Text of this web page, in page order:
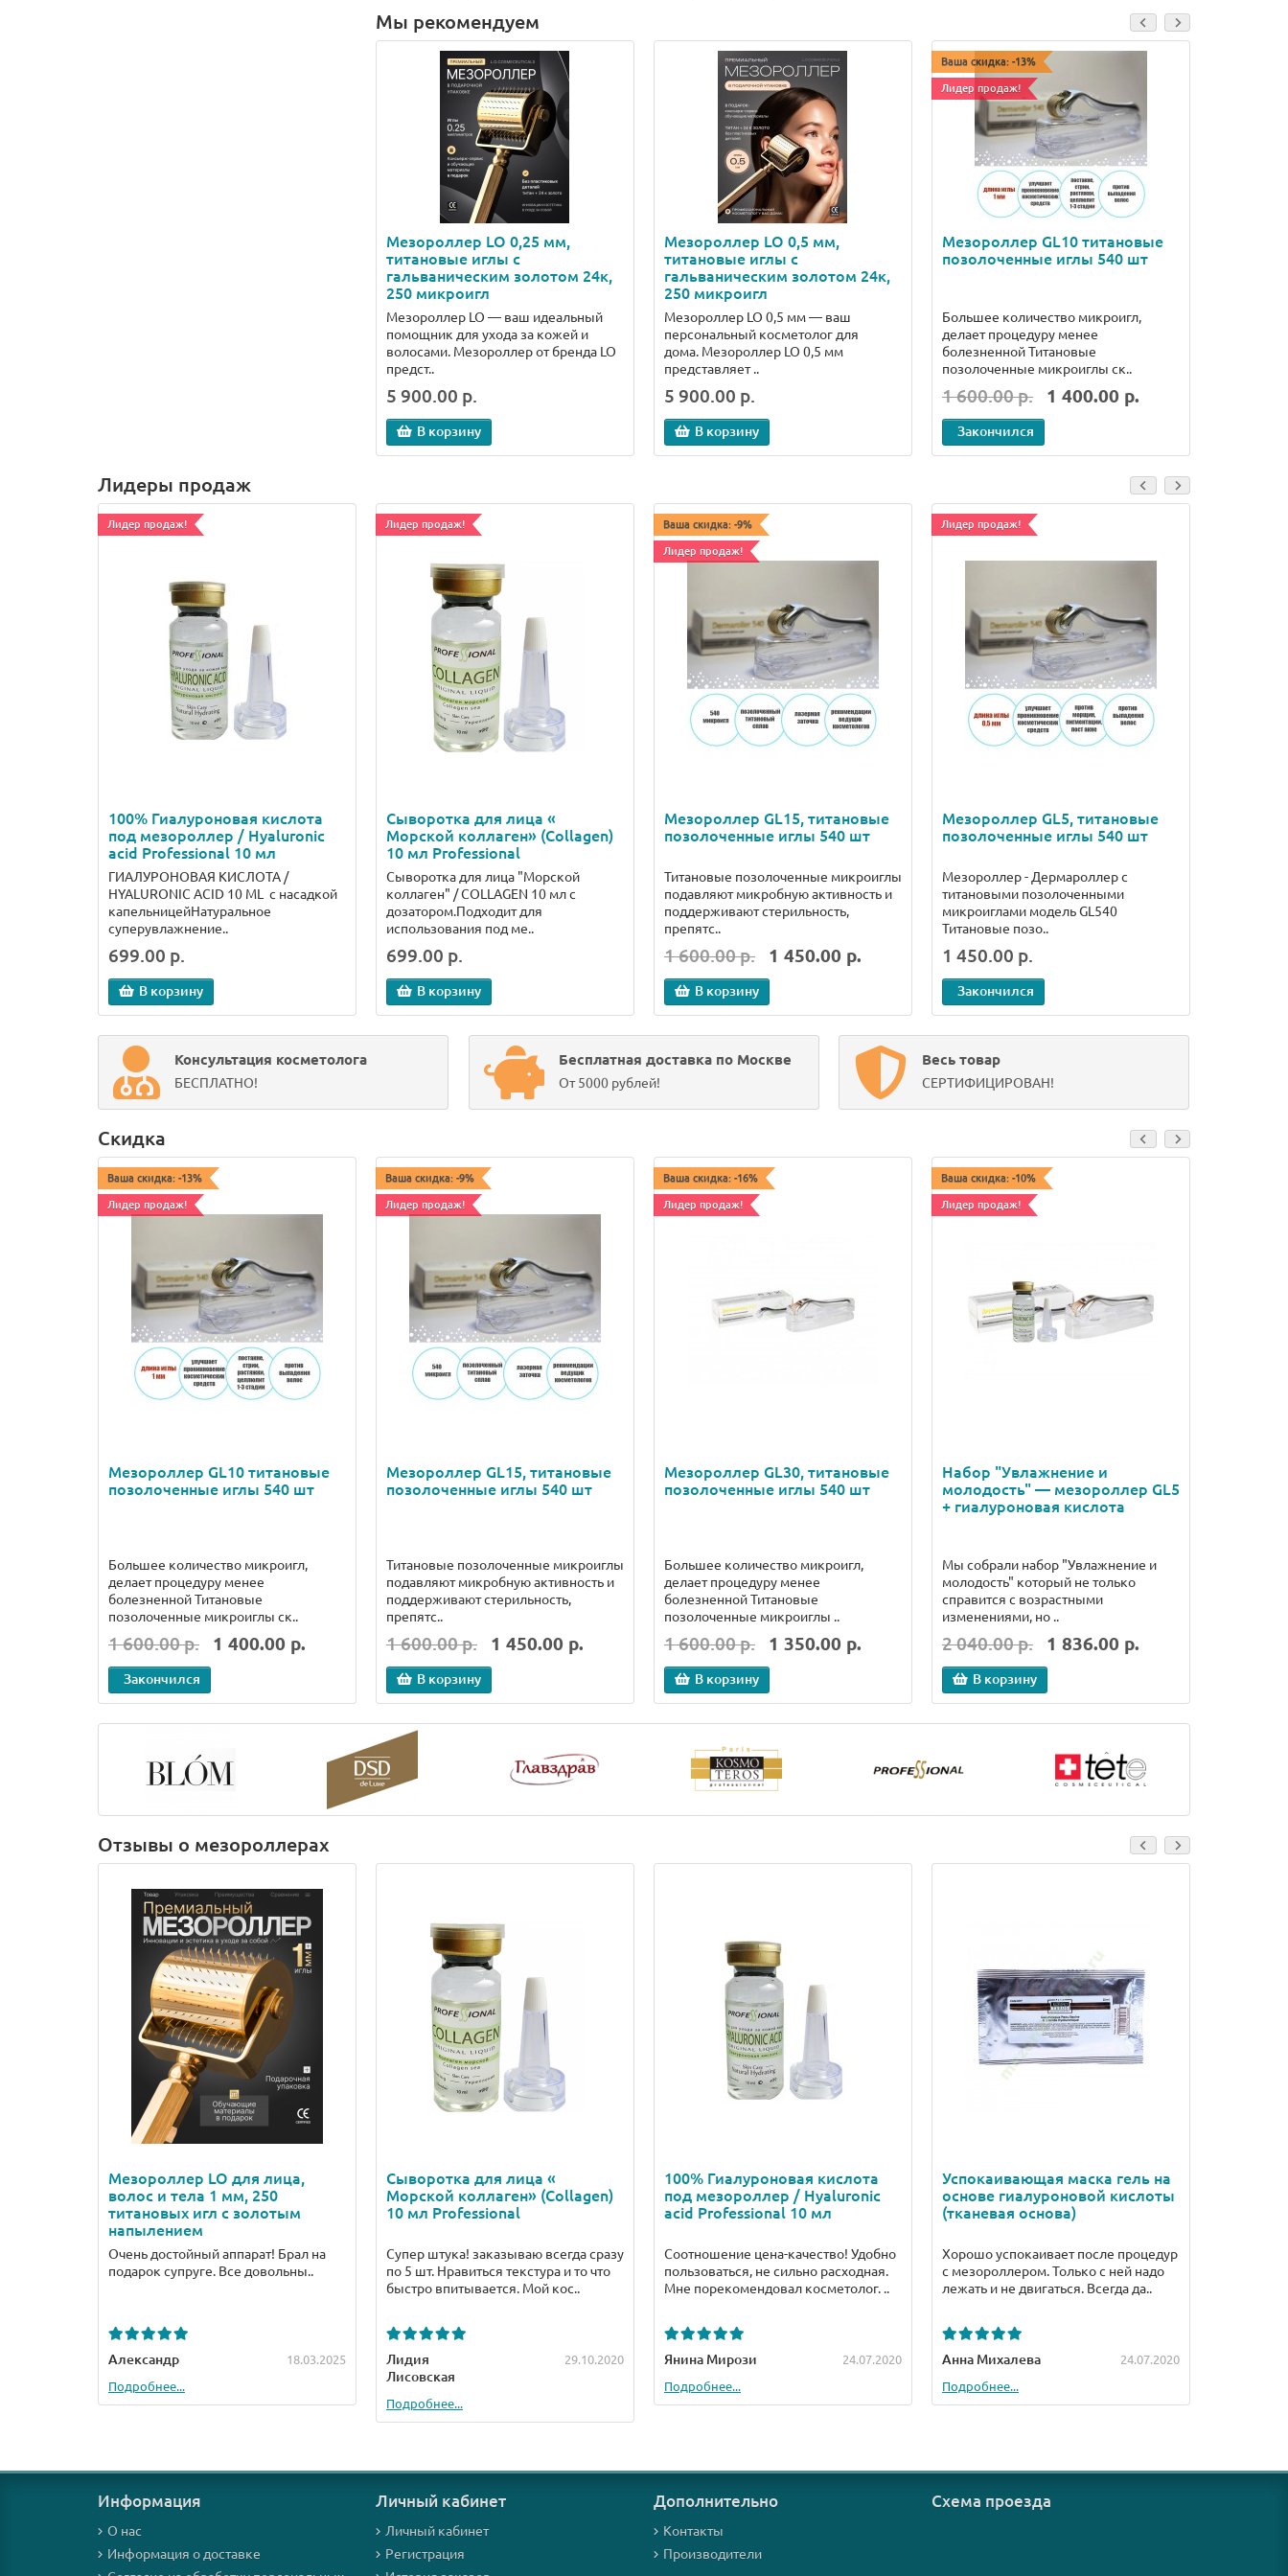
Мы рекомендуем
Мезороллер LO 0,25 мм,
титановые иглы с
гальваническим золотом 24к,
250 микроигл
Мезороллер LO — ваш идеальный
помощник для ухода за кожей и
волосами. Мезороллер от бренда LO
предст..
5 900.00 р.
В корзину
Мезороллер LO 0,5 мм,
титановые иглы с
гальваническим золотом 24к,
250 микроигл
Мезороллер LO 0,5 мм — ваш
персональный косметолог для
дома. Мезороллер LO 0,5 мм
представляет ..
5 900.00 р.
В корзину
Ваша скидка: -13%
Лидер продаж!
Мезороллер GL10 титановые
позолоченные иглы 540 шт
Большее количество микроигл,
делает процедуру менее
болезненной Титановые
позолоченные микроиглы ск..
1 600.00 р. 1 400.00 р.
Закончился
Лидеры продаж
Лидер продаж!
100% Гиалуроновая кислота
под мезороллер / Hyaluronic
acid Professional 10 мл
ГИАЛУРОНОВАЯ КИСЛОТА /
HYALURONIC ACID 10 ML с насадкой
капельницейНатуральное
суперувлажнение..
699.00 р.
В корзину
Лидер продаж!
Сыворотка для лица «
Морской коллаген» (Collagen)
10 мл Professional
Сыворотка для лица "Морской
коллаген" / COLLAGEN 10 мл с
дозатором.Подходит для
использования под ме..
699.00 р.
В корзину
Ваша скидка: -9%
Лидер продаж!
Мезороллер GL15, титановые
позолоченные иглы 540 шт
Титановые позолоченные микроиглы
подавляют микробную активность и
поддерживают стерильность,
препятс..
1 600.00 р. 1 450.00 р.
В корзину
Лидер продаж!
Мезороллер GL5, титановые
позолоченные иглы 540 шт
Мезороллер - Дермароллер с
титановыми позолоченными
микроиглами модель GL540
Титановые позо..
1 450.00 р.
Закончился
Консультация косметолога
БЕСПЛАТНО!
Бесплатная доставка по Москве
От 5000 рублей!
Весь товар
СЕРТИФИЦИРОВАН!
Скидка
Ваша скидка: -13%
Лидер продаж!
Мезороллер GL10 титановые
позолоченные иглы 540 шт
Большее количество микроигл,
делает процедуру менее
болезненной Титановые
позолоченные микроиглы ск..
1 600.00 р. 1 400.00 р.
Закончился
Ваша скидка: -9%
Лидер продаж!
Мезороллер GL15, титановые
позолоченные иглы 540 шт
Титановые позолоченные микроиглы
подавляют микробную активность и
поддерживают стерильность,
препятс..
1 600.00 р. 1 450.00 р.
В корзину
Ваша скидка: -16%
Лидер продаж!
Мезороллер GL30, титановые
позолоченные иглы 540 шт
Большее количество микроигл,
делает процедуру менее
болезненной Титановые
позолоченные микроиглы ..
1 600.00 р. 1 350.00 р.
В корзину
Ваша скидка: -10%
Лидер продаж!
Набор "Увлажнение и
молодость" — мезороллер GL5
+ гиалуроновая кислота
Мы собрали набор "Увлажнение и
молодость" который не только
справится с возрастными
изменениями, но ..
2 040.00 р. 1 836.00 р.
В корзину
Отзывы о мезороллерах
Мезороллер LO для лица,
волос и тела 1 мм, 250
титановых игл с золотым
напылением
Очень достойный аппарат! Брал на
подарок супруге. Все довольны..
Александр
18.03.2025
Подробнее...
Сыворотка для лица «
Морской коллаген» (Collagen)
10 мл Professional
Супер штука! заказываю всегда сразу
по 5 шт. Нравиться текстура и то что
быстро впитывается. Мой кос..
Лидия
Лисовская
29.10.2020
Подробнее...
100% Гиалуроновая кислота
под мезороллер / Hyaluronic
acid Professional 10 мл
Соотношение цена-качество! Удобно
пользоваться, не сильно расходная.
Мне порекомендовал косметолог. ..
Янина Мирози
24.07.2020
Подробнее...
Успокаивающая маска гель на
основе гиалуроновой кислоты
(тканевая основа)
Хорошо успокаивает после процедур
с мезороллером. Только с ней надо
лежать и не двигаться. Всегда да..
Анна Михалева
24.07.2020
Подробнее...
Информация
О нас
Информация о доставке
Личный кабинет
Личный кабинет
Регистрация
Дополнительно
Контакты
Производители
Схема проезда